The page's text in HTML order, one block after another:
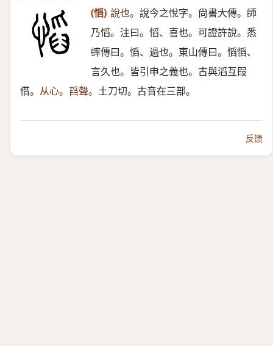
(慆) 說也。 說今之悅字。尙書大傳。師
乃慆。注曰。慆、喜也。可證許說。悉
蟀傳曰。慆、過也。東山傳曰。慆慆、
言久也。皆引申之義也。古與滔互叚
借。 从心。舀聲。 土刀切。古音在三部。
反馈